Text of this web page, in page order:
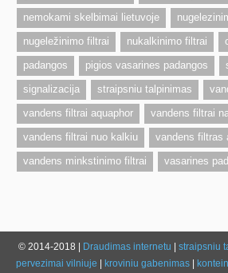
nemokami skelbimai lietuvoje
nugeležinimo filtrai
nukalkinimo filtrai
padangos
pigios vasarines padangos
signalizacija
straipsniu talpinimas
vandens filtrai aquaphor
vandens filtrai
vandens filtrai nuo kalkiu
vandens filtras
vandens minkstinimo filtrai
vasarines
© 2014-2018 | Draudimas internetu straipsniu
pervezimai vilniuje
kroviniu gabenimas